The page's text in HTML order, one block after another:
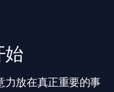
始
力放在真正重要的事